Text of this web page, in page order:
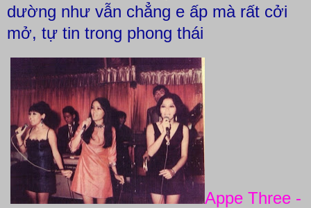
dường như vẫn chẳng e ấp mà rất cởi
mở, tự tin trong phong thái
Appe Three -